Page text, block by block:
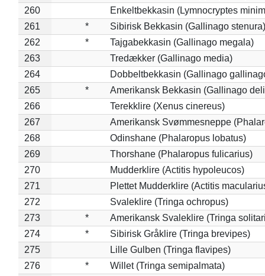
260
Enkeltbekkasin (Lymnocryptes
261
*
Sibirisk Bekkasin (Gallinago stenura)
262
*
Tajgabekkasin (Gallinago megala)
263
Tredækker (Gallinago media)
264
Dobbeltbekkasin (Gallinago
265
*
Amerikansk Bekkasin (Gallinago
266
Terekklire (Xenus cinereus)
267
Amerikansk Svømmesneppe
268
Odinshane (Phalaropus lobatus)
269
Thorshane (Phalaropus fulicarius)
270
Mudderklire (Actitis hypoleucos)
271
Plettet Mudderklire (Actitis
272
Svaleklire (Tringa ochropus)
273
*
Amerikansk Svaleklire (Tringa
274
*
Sibirisk Gråklire (Tringa brevipes)
275
Lille Gulben (Tringa flavipes)
276
*
Willet (Tringa semipalmata)